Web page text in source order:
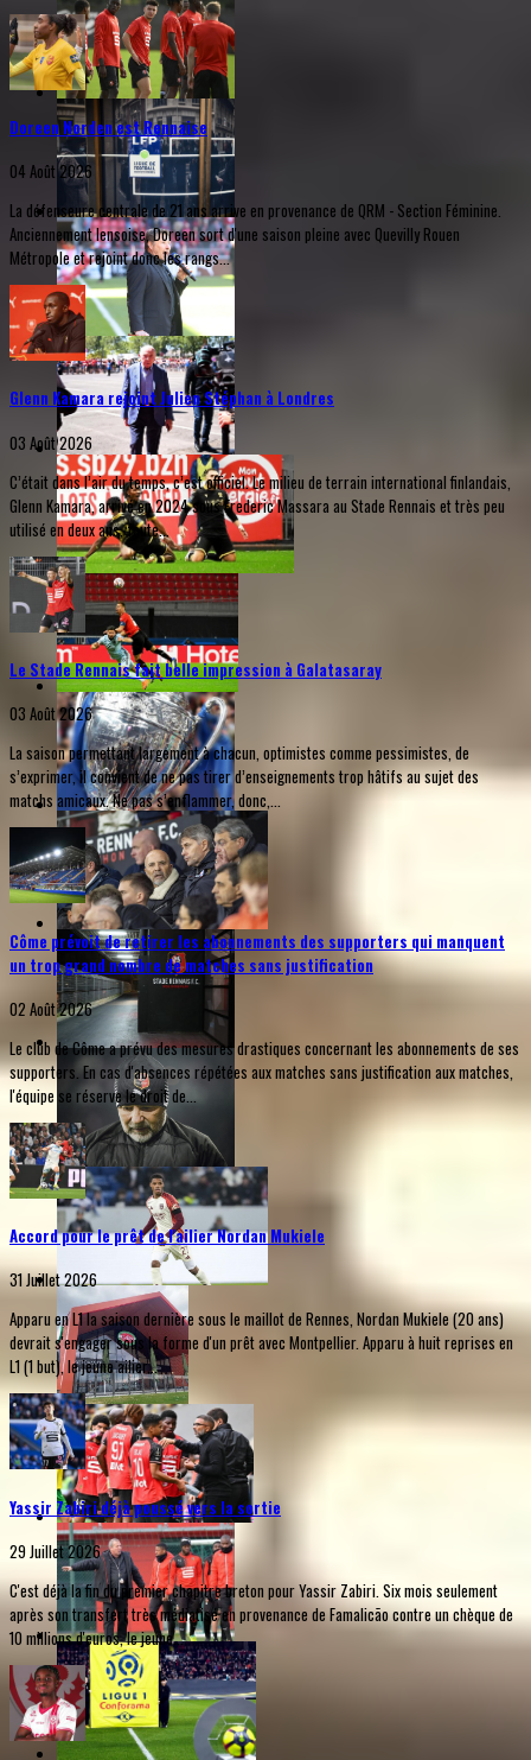
Doreen Norden est Rennaise
04 Août 2026
La défenseure centrale de 21 ans arrive en provenance de QRM - Section Féminine.
Anciennement lensoise, Doreen sort d'une saison pleine avec Quevilly Rouen
Métropole et rejoint donc les rangs...
Glenn Kamara rejoint Julien Stéphan à Londres
03 Août 2026
C’était dans l’air du temps, c’est officiel. Le milieu de terrain international finlandais,
Glenn Kamara, arrivé en 2024 sous Frederic Massara au Stade Rennais et très peu
utilisé en deux ans, faute...
Le Stade Rennais fait belle impression à Galatasaray
03 Août 2026
La saison permettant largement à chacun, optimistes comme pessimistes, de
s’exprimer, il convient de ne pas tirer d’enseignements trop hâtifs au sujet des
matchs amicaux. Ne pas s’enflammer, donc,...
Côme prévoit de retirer les abonnements des supporters qui manquent
un trop grand nombre de matches sans justification
02 Août 2026
Le club de Côme a prévu des mesures drastiques concernant les abonnements de ses
supporters. En cas d'absences répétées aux matches sans justification aux matches,
l'équipe se réserve le droit de...
Accord pour le prêt de l'ailier Nordan Mukiele
31 Juillet 2026
Apparu en L1 la saison dernière sous le maillot de Rennes, Nordan Mukiele (20 ans)
devrait s'engager sous la forme d'un prêt avec Montpellier. Apparu à huit reprises en
L1 (1 but), le jeune ailier...
Yassir Zabiri déjà poussé vers la sortie
29 Juillet 2026
C'est déjà la fin du premier chapitre breton pour Yassir Zabiri. Six mois seulement
après son transfert très médiatisé en provenance de Famalicão contre un chèque de
10 millions d'euros, le jeune...